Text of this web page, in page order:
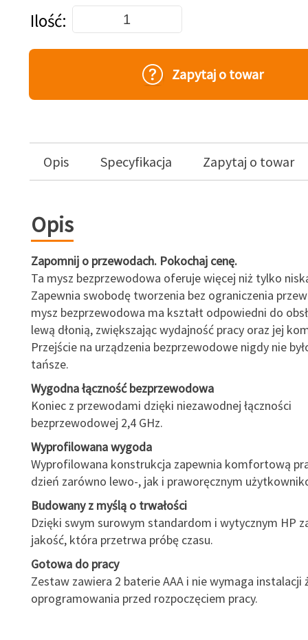
Dodaj do koszyka
Ilość
Zapytaj o towar
Opis Specyfikacja Zapytaj o towar
Opis
Zapomnij o przewodach. Pokochaj cenę.
Ta mysz bezprzewodowa oferuje więcej niż tylko
Zapewnia swobodę tworzenia bez ograniczenia
mysz bezprzewodowa ma kształt odpowiedni do
lewą dłonią, zwiększając wydajność pracy oraz jej
Przejście na urządzenia bezprzewodowe nigdy nie
tańsze.
Wygodna łączność bezprzewodowa
Koniec z przewodami dzięki niezawodnej łączności
bezprzewodowej 2,4 GHz.
Wyprofilowana wygoda
Wyprofilowana konstrukcja zapewnia komfortową
dzień zarówno lewo-, jak i praworęcznym
Budowany z myślą o trwałości
Dzięki swym surowym standardom i wytycznym HP
jakość, która przetrwa próbę czasu.
Gotowa do pracy
Zestaw zawiera 2 baterie AAA i nie wymaga instalacji
oprogramowania przed rozpoczęciem pracy.